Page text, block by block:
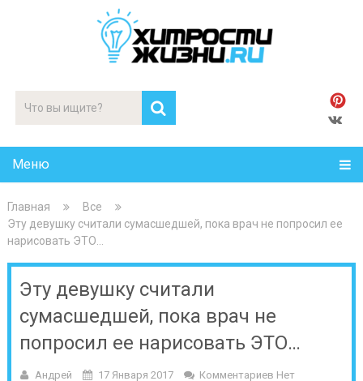
Меню
Главная
Все
Эту девушку считали сумасшедшей, пока врач не попросил ее
нарисовать ЭТО…
Эту девушку считали
сумасшедшей, пока врач не
попросил ее нарисовать ЭТО…
Андрей 17 Января 2017 Комментариев Нет